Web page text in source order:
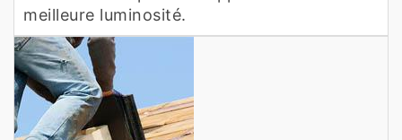
meilleure luminosité.